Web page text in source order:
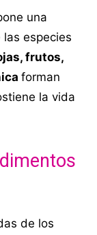
una
especies
frutos,
forman
la vida
de los